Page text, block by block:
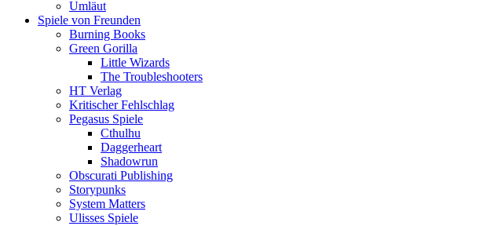
Umläut
Spiele von Freunden
Burning Books
Green Gorilla
Little Wizards
The Troubleshooters
HT Verlag
Kritischer Fehlschlag
Pegasus Spiele
Cthulhu
Daggerheart
Shadowrun
Obscurati Publishing
Storypunks
System Matters
Ulisses Spiele